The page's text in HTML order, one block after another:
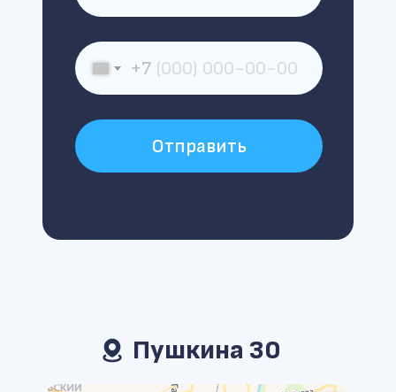
Пушкина 30
+7
Отправить